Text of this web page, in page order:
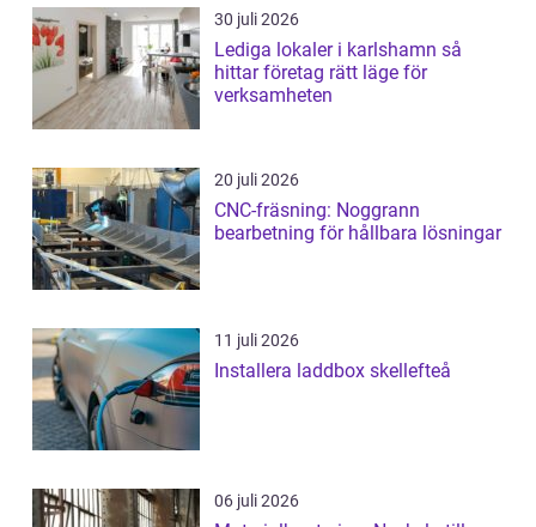
30 juli 2026
Lediga lokaler i karlshamn så
hittar företag rätt läge för
verksamheten
20 juli 2026
CNC-fräsning: Noggrann
bearbetning för hållbara lösningar
11 juli 2026
Installera laddbox skellefteå
06 juli 2026